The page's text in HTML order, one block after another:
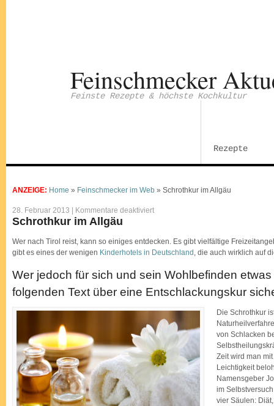
Feinschmecker
Feinste Rezepte & höchste Kochkultur
Rezepte
ANZEIGE: Home » Feinschmecker im Web » Schrothkur im Allgäu
28. Februar 2013 | Kommentare deaktiviertfür
Schrothkur im Allgäu
Wer nach Tirol reist, kann so einiges entdecken. Es gibt vielfältige
gibt es eines der wenigen Kinderhotels in Deutschland , die auch wirklich auf
Wer jedoch für sich und sein Wohlbefinden
folgenden Text über eine Entschlackungskur
Die Schrothkur
von Schlacken
Zeit wird man
Leichtigkeit
Namensgeber
im
vier Säulen: